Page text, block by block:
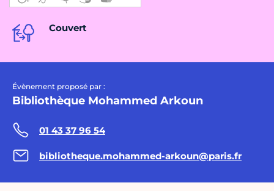
Couvert
Évènement proposé par :
Bibliothèque Mohammed Arkoun
01 43 37 96 54
bibliotheque.mohammed-arkoun@paris.fr